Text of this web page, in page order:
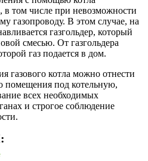
в том числе при невозможности
газопроводу. В этом случае, на
газгольдер, который
смесью. От газгольдера
газ подается в дом.
газового котла можно отнести
помещения под котельную,
всех необходимых
и строгое соблюдение